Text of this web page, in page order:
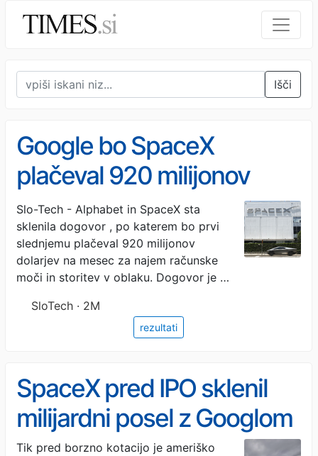
Išči
Google bo SpaceX
plačeval 920 milijonov
dolarjev na mesec
Slo-Tech - Alphabet in SpaceX sta
sklenila dogovor , po katerem bo prvi
slednjemu plačeval 920 milijonov
dolarjev na mesec za najem računske
moči in storitev v oblaku. Dogovor je …
SloTech · 2M
rezultati
SpaceX pred IPO sklenil
milijardni posel z Googlom
Tik pred borzno kotacijo je ameriško